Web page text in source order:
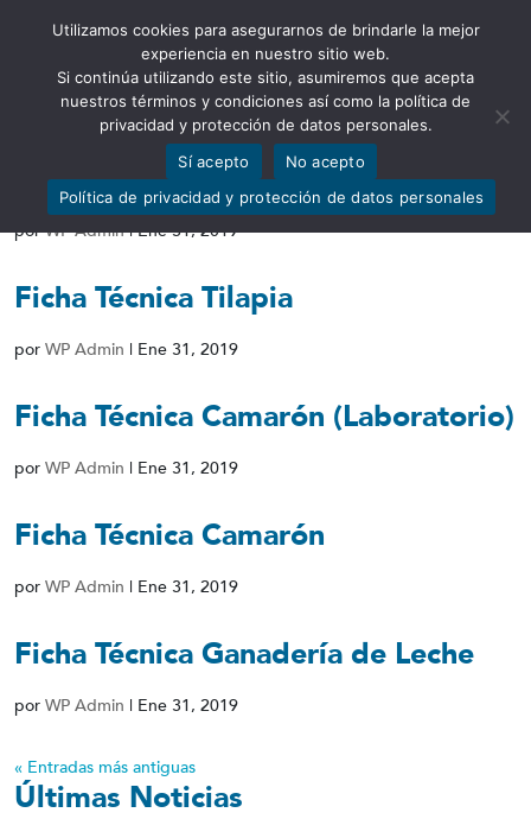
Abrir barra de herramientas
Ficha Técnica Ganado Porcino
porWP Admin|Ene 31, 2019
Ficha Técnica Tilapia
por WP Admin | Ene 31, 2019
Ficha Técnica Camarón (Laboratorio)
por WP Admin | Ene 31, 2019
Ficha Técnica Camarón
por WP Admin | Ene 31, 2019
Ficha Técnica Ganadería de Leche
por WP Admin | Ene 31, 2019
« Entradas más antiguas
Últimas Noticias
Utilizamos cookies para asegurarnos de brindarle la mejor
experiencia en nuestro sitio web.
Si continúa utilizando este sitio, asumiremos que acepta
nuestros términos y condiciones así como la política de
privacidad y protección de datos personales.
Sí acepto
No acepto
Política de privacidad y protección de datos personales